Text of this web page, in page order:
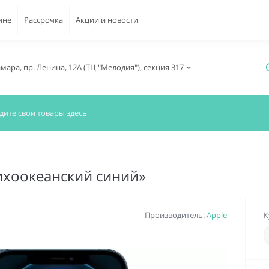
Рассрочка Акции и новости
пр. Ленина, 12А (ТЦ "Мелодия"), секция 317
синий»
Производитель:Apple